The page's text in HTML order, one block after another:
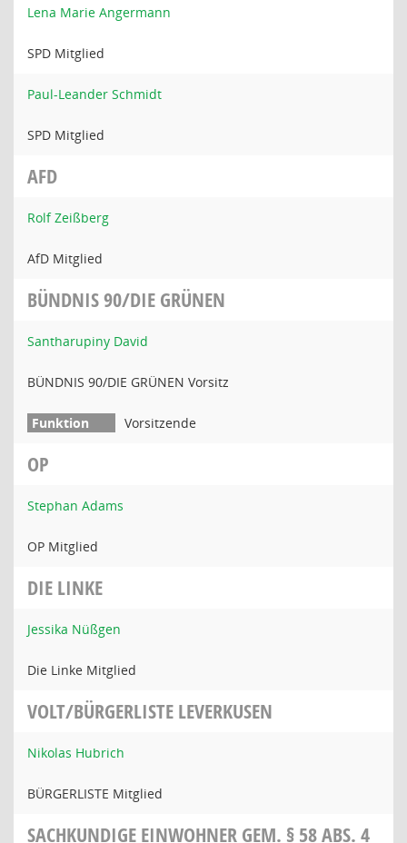
Lena Marie Angermann
SPD Mitglied
Paul-Leander Schmidt
SPD Mitglied
AFD
Rolf Zeißberg
AfD Mitglied
BÜNDNIS 90/DIE GRÜNEN
Santharupiny David
BÜNDNIS 90/DIE GRÜNEN Vorsitz
Vorsitzende
OP
Stephan Adams
OP Mitglied
DIE LINKE
Jessika Nüßgen
Die Linke Mitglied
VOLT/BÜRGERLISTE LEVERKUSEN
Nikolas Hubrich
BÜRGERLISTE Mitglied
SACHKUNDIGE EINWOHNER GEM. § 58 ABS. 4